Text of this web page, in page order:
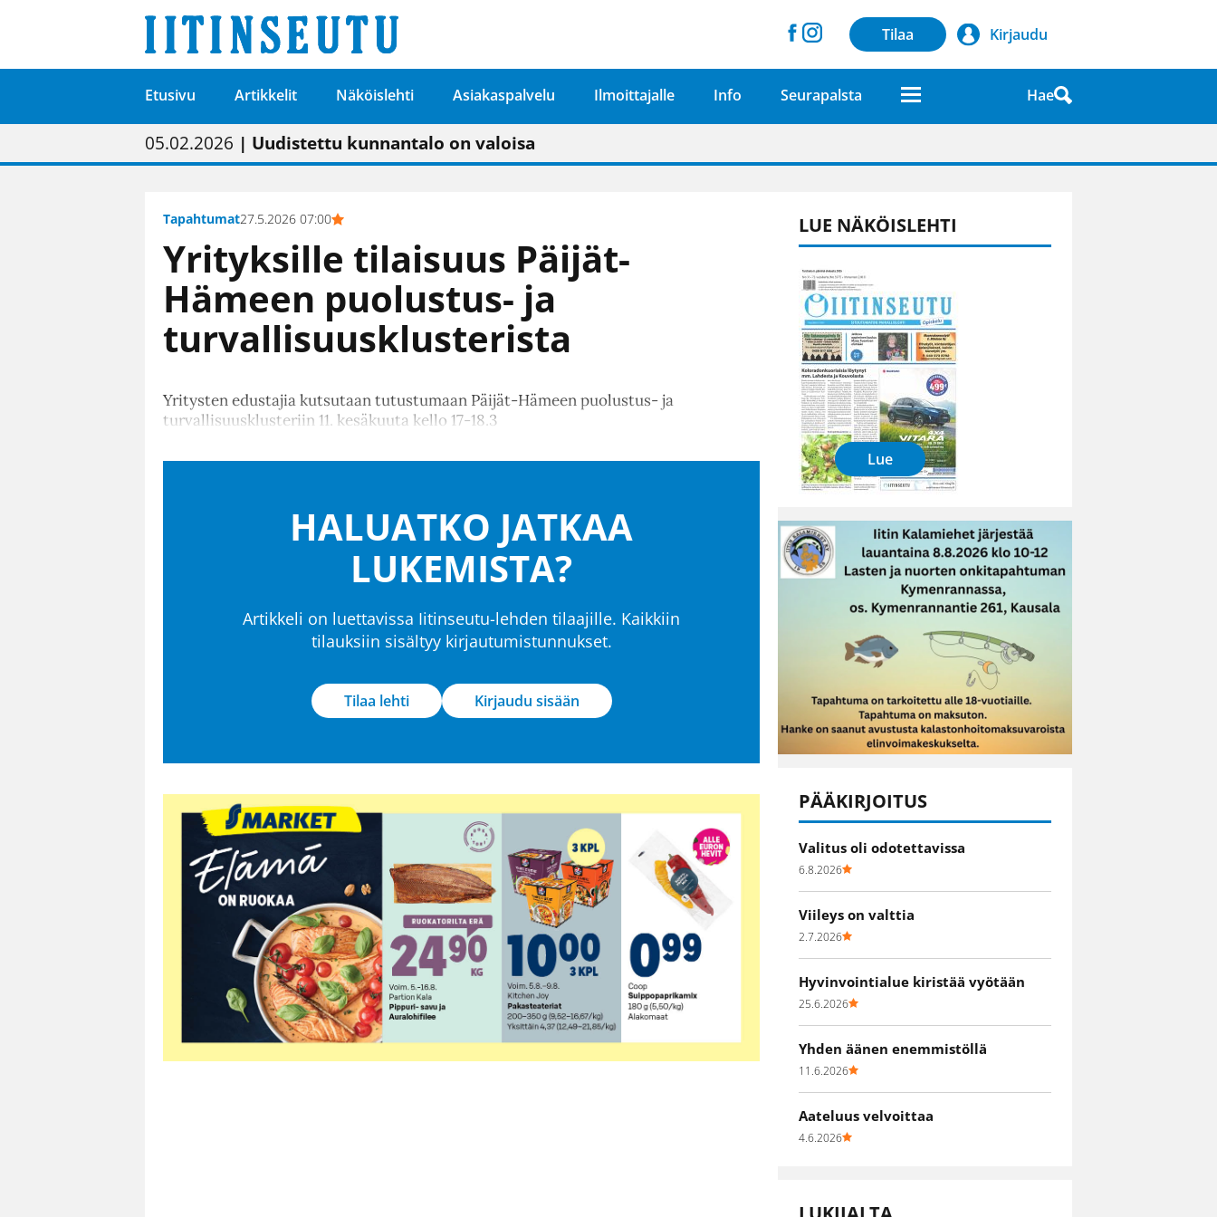
Tilaa Kirjaudu
Etusivu Artikkelit Näköislehti Asiakaspalvelu Ilmoittajalle Info Seurapalsta Hae
01.02.2026 | Painon vaihtumisen pitäisi näkyä hieman parempana painojäljen laatuna lehdessä
05.02.2026 | Uudistettu kunnantalo on valoisa
23.04.2026 | “Olemme käynnistämässä uudelleen keskustavisiotyön”
09.05.2026| "Maalla on totuttu elämään omavaraisemmin kuin kaupungissa"
Tapahtumat27.5.2026 07:00
Yrityksille tilaisuus Päijät-
Hämeen puolustus- ja
turvallisuusklusterista
Yritysten edustajia kutsutaan tutustumaan Päijät-Hämeen puolustus- ja
turvallisuusklusteriin 11. kesäkuuta kello 17-18.3
HALUATKO JATKAA
LUKEMISTA?
Artikkeli on luettavissa Iitinseutu-lehden tilaajille. Kaikkiin
tilauksiin sisältyy kirjautumistunnukset.
Tilaa lehti Kirjaudu sisään
LUE NÄKÖISLEHTI
Lue
PÄÄKIRJOITUS
Valitus oli odotettavissa
6.8.2026
Viileys on valttia
2.7.2026
Hyvinvointialue kiristää vyötään
25.6.2026
Yhden äänen enemmistöllä
11.6.2026
Aateluus velvoittaa
4.6.2026